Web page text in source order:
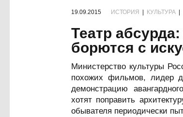
19.09.2015 ИСТОРИЯ КУЛЬТУРА
Театр
борются с
Министерство культуры
похожих фильмов, лидер
демонстрацию
хотят поправить
обывателя периодически